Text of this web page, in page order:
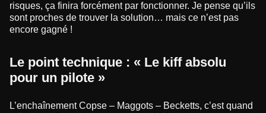
risques, ça finira forcément par fonctionner. Je pense qu’ils
sont proches de trouver la solution… mais ce n’est pas
encore gagné !
Le point technique : « Le kiff absolu
pour un pilote »
L’enchaînement Copse – Maggots – Becketts, c’est quand